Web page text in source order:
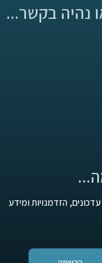
נהיה בקשר...
הזדמנויות ומידע